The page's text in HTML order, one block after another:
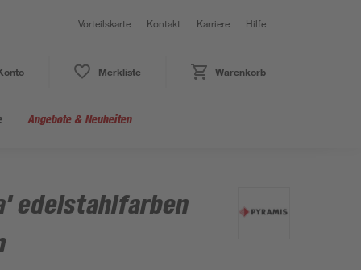
Vorteilskarte Kontakt Karriere Hilfe
Merkliste Warenkorb
Angebote & Neuheiten
edelstahlfarben